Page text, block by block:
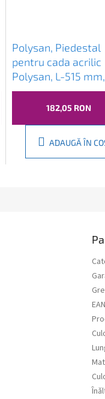
Polysan, Piedestal
pentru cada acrilic
Polysan, L-515 mm,
pereche, PO60-60
182,05 RON
ADAUGĂ ÎN
EAN